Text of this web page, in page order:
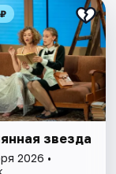
звезда
2026 •